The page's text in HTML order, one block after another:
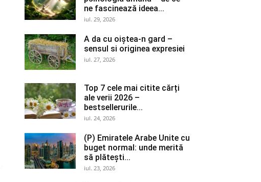
ne fascinează ideea...
iul. 29, 2026
A da cu oiștea-n gard –
sensul si originea expresiei
iul. 27, 2026
Top 7 cele mai citite cărți
ale verii 2026 –
bestsellerurile...
iul. 24, 2026
(P) Emiratele Arabe Unite cu
buget normal: unde merită
să plătești...
iul. 23, 2026